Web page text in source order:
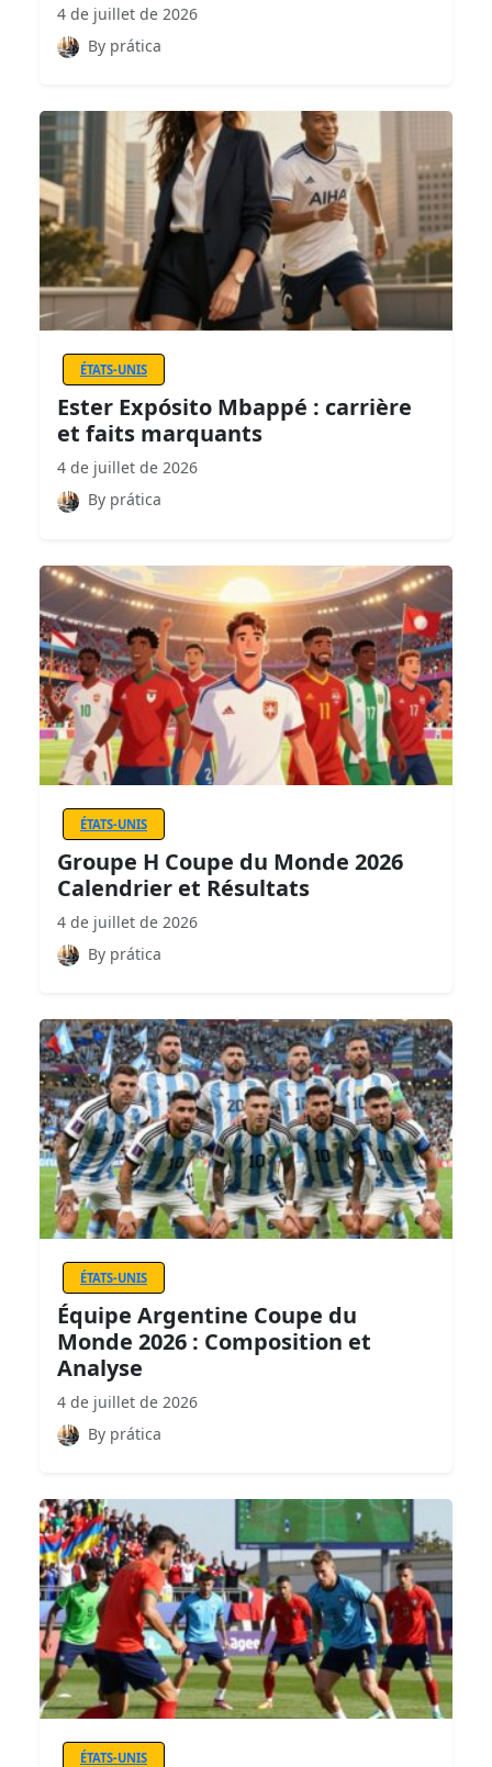
4 de juillet de 2026
By prática
ÉTATS-UNIS
Ester Expósito Mbappé : carrière
et faits marquants
4 de juillet de 2026
By prática
ÉTATS-UNIS
Groupe H Coupe du Monde 2026
Calendrier et Résultats
4 de juillet de 2026
By prática
ÉTATS-UNIS
Équipe Argentine Coupe du
Monde 2026 : Composition et
Analyse
4 de juillet de 2026
By prática
ÉTATS-UNIS